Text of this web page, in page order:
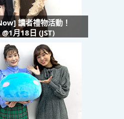
讀者禮物活動！
月18日 (JST)